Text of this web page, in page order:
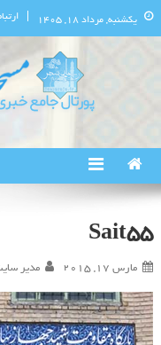
یکشنبه, مرداد ۱۸, ۱۴۰۵
پورتال
Sait55
مارس 17, 2015 مدیر